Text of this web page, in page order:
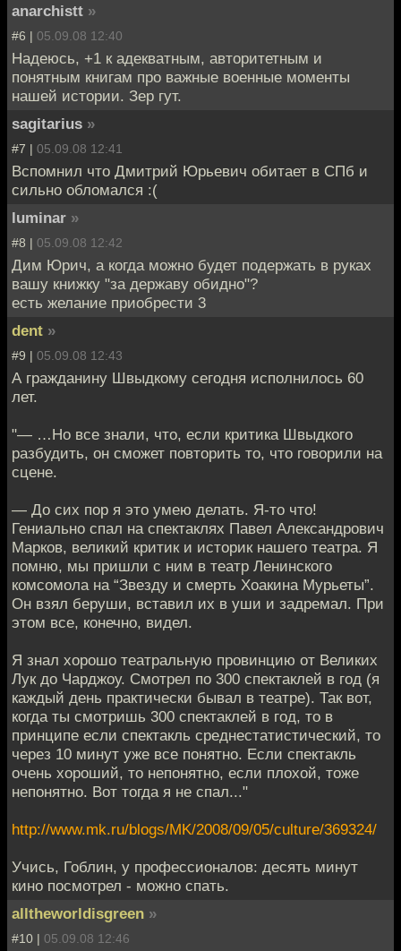
anarchistt »
#6 | 05.09.08 12:40
Надеюсь, +1 к адекватным, авторитетным и
понятным книгам про важные военные моменты
нашей истории. Зер гут.
sagitarius »
#7 | 05.09.08 12:41
Вспомнил что Дмитрий Юрьевич обитает в СПб и
сильно обломался :(
luminar »
#8 | 05.09.08 12:42
Дим Юрич, а когда можно будет подержать в руках
вашу книжку "за державу обидно"?
есть желание приобрести 3
dent »
#9 | 05.09.08 12:43
А гражданину Швыдкому сегодня исполнилось 60
лет.
"— …Но все знали, что, если критика Швыдкого
разбудить, он сможет повторить то, что говорили на
сцене.
— До сих пор я это умею делать. Я-то что!
Гениально спал на спектаклях Павел Александрович
Марков, великий критик и историк нашего театра. Я
помню, мы пришли с ним в театр Ленинского
комсомола на “Звезду и смерть Хоакина Мурьеты”.
Он взял беруши, вставил их в уши и задремал. При
этом все, конечно, видел.
Я знал хорошо театральную провинцию от Великих
Лук до Чарджоу. Смотрел по 300 спектаклей в год (я
каждый день практически бывал в театре). Так вот,
когда ты смотришь 300 спектаклей в год, то в
принципе если спектакль среднестатистический, то
через 10 минут уже все понятно. Если спектакль
очень хороший, то непонятно, если плохой, тоже
непонятно. Вот тогда я не спал..."
http://www.mk.ru/blogs/MK/2008/09/05/culture/369324/
Учись, Гоблин, у профессионалов: десять минут
кино посмотрел - можно спать.
alltheworldisgreen »
#10 | 05.09.08 12:46